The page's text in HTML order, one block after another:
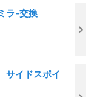
ラ-交換
イドスポイ